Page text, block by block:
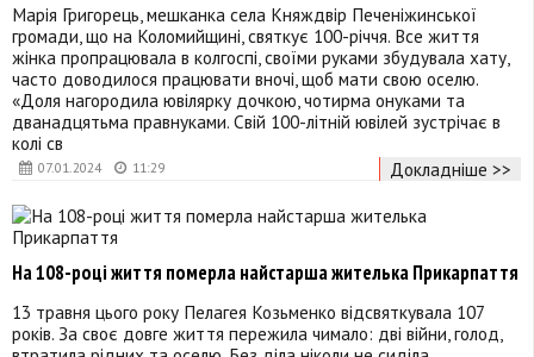
07.01.2024 11:29
Марія Григорець, мешканка села Княждвір Печеніжинської
громади, що на Коломийщині, святкує 100-річчя. Все життя
жінка пропрацювала в колгоспі, своїми руками збудувала хату,
часто доводилося працювати вночі, щоб мати свою оселю.
«Доля нагородила ювілярку дочкою, чотирма онуками та
дванадцятьма правнуками. Свій 100-літній ювілей зустрічає в
колі св
Докладніше >>
На 108-році життя померла найстарша жителька Прикарпаття
13 травня цього року Пелагея Козьменко відсвяткувала 107
років. За своє довге життя пережила чимало: дві війни, голод,